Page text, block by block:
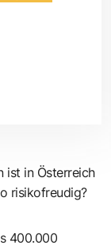
ist in Österreich
risikofreudig?
400.000